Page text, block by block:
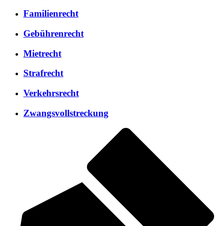
Familienrecht
Gebührenrecht
Mietrecht
Strafrecht
Verkehrsrecht
Zwangsvollstreckung